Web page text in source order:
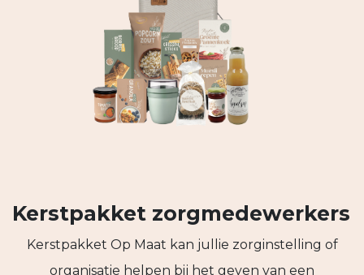
Kerstpakket zorgmedewerkers
Kerstpakket Op Maat kan jullie zorginstelling of
organisatie helpen bij het geven van een